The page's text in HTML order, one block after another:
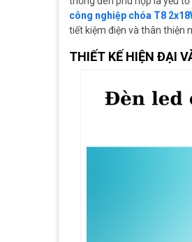
công nghiệp chóa T8
tiết kiệm điện và thân thiện
THIẾT KẾ HIỆN ĐẠI